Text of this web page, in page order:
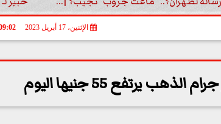
الإثنين، 17 أبريل 2023 09:02
يرتفع 55 جنيها اليوم